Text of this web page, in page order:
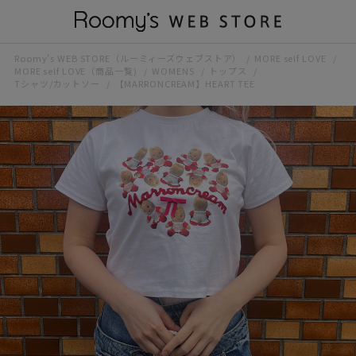
Roomy’s WEB STORE（ルーミィーズウェブストア）
MORE self LOVE
MORE self LOVE（商品一覧)
WOMENS
トップス
Tシャツ/カットソー
【MARRONCREAM】HEART TEE